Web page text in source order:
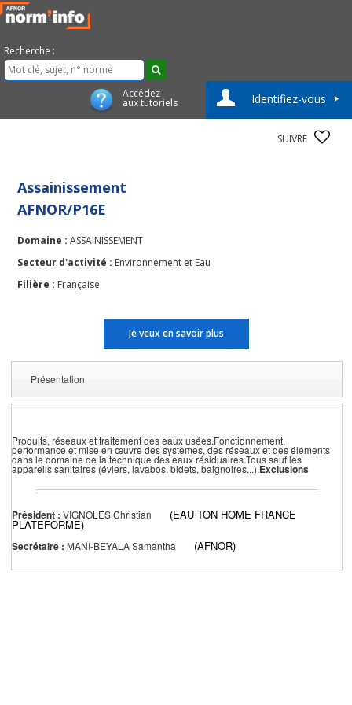
Recherche :
Accédez
aux tutoriels Identifiez-vous
SUIVRE
Assainissement
AFNOR/P16E
Domaine : ASSAINISSEMENT
Secteur d'activité : Environnement et Eau
Filière : Française
Je veux en savoir plus
Présentation
Produits, réseaux et traitement des eaux usées.Fonctionnement,
performance et mise en œuvre des systèmes, des réseaux et des éléments
dans le domaine de la technique des eaux résiduaires.Tous sauf les
appareils sanitaires (éviers, lavabos, bidets, baignoires...).Exclusions
Président : VIGNOLES Christian (EAU TON HOME FRANCE
PLATEFORME)
Secrétaire : MANI-BEYALA Samantha (AFNOR)